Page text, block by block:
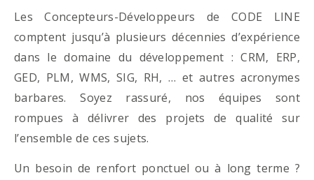
Les Concepteurs-Développeurs de CODE LINE
comptent jusqu’à plusieurs décennies d’expérience
dans le domaine du développement : CRM, ERP,
GED, PLM, WMS, SIG, RH, … et autres acronymes
barbares. Soyez rassuré, nos équipes sont
rompues à délivrer des projets de qualité sur
l’ensemble de ces sujets.
Un besoin de renfort ponctuel ou à long terme ?